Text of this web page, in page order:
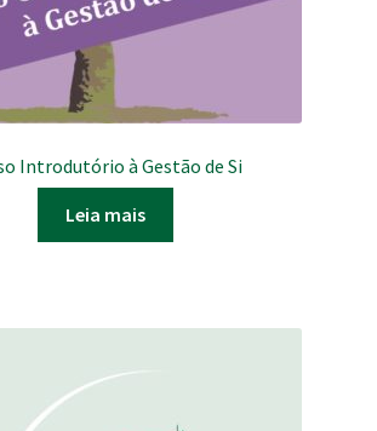
Introdutório à Gestão de Si
Leia mais